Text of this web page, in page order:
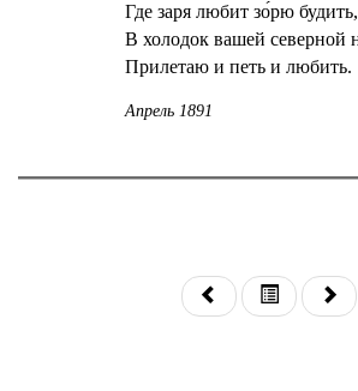
Где заря любит зо́рю будить,
В холодок вашей северной
Прилетаю и петь и любить.
Апрель 1891